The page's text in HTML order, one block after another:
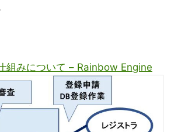
組みについて – Rainbow Engine